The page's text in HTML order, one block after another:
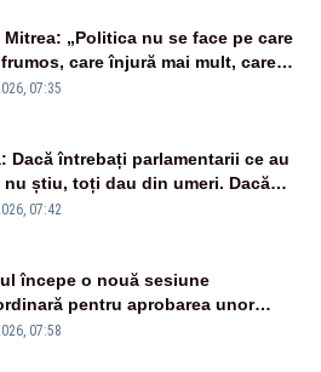
Mitrea: „Politica nu se face pe care
care înjură mai mult, care
tare, ci pe proiecte”
07:35
Dacă întrebați parlamentarii ce au
nu știu, toți dau din umeri. Dacă
de ce au votat pro sau contra, o să
07:42
începe o nouă sesiune
pentru aprobarea unor
din PNRR
07:58